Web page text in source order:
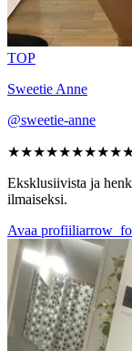
TOP
Sweetie Anne
@sweetie-anne
★★★★★
Eksklusiivista ja
ilmaiseksi.
Avaa profiili